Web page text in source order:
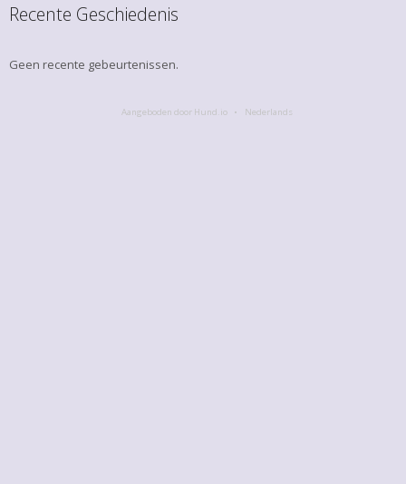
Recente Geschiedenis
Geen recente gebeurtenissen.
Aangeboden door Hund.io Nederlands